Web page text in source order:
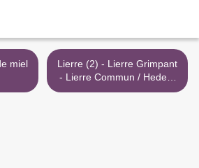
Lierre (2) - Lierre Grimpant
- Lierre Commun / Hedera
helix - Fruits >